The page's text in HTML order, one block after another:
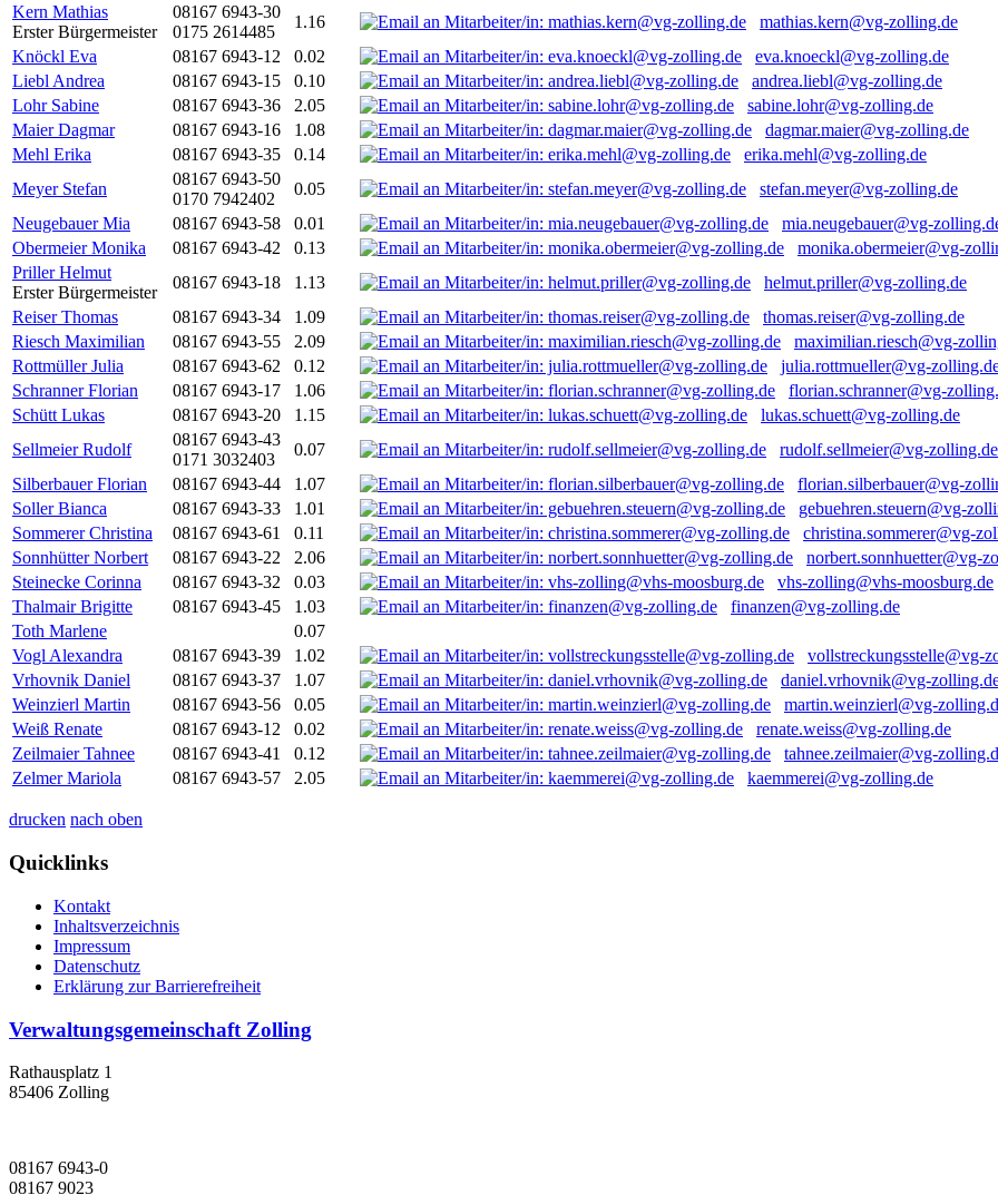
Kern Mathias
Erster Bürgermeister
08167 6943-30
0175 2614485
1.16
mathias.kern@vg-zolling.de
Knöckl Eva
08167 6943-12 0.02
eva.knoeckl@vg-zolling.de
Liebl Andrea
08167 6943-15 0.10
andrea.liebl@vg-zolling.de
Lohr Sabine
08167 6943-36 2.05
sabine.lohr@vg-zolling.de
Maier Dagmar
08167 6943-16 1.08
dagmar.maier@vg-zolling.de
Mehl Erika
08167 6943-35 0.14
erika.mehl@vg-zolling.de
Meyer Stefan
08167 6943-50
0170 7942402
0.05
stefan.meyer@vg-zolling.de
Neugebauer Mia
08167 6943-58 0.01
mia.neugebauer@vg-
Obermeier Monika
08167 6943-42 0.13
monika.obermeier@vg-
Priller Helmut
Erster Bürgermeister
08167 6943-18 1.13
helmut.priller@vg-zolling.de
Reiser Thomas
08167 6943-34 1.09
thomas.reiser@vg-zolling.de
Riesch Maximilian
08167 6943-55 2.09
maximilian.riesch@vg-
Rottmüller Julia
08167 6943-62 0.12
julia.rottmueller@vg-
Schranner Florian
08167 6943-17 1.06
florian.schranner@vg-
Schütt Lukas
08167 6943-20 1.15
lukas.schuett@vg-zolling.de
Sellmeier Rudolf
08167 6943-43
0171 3032403
0.07
rudolf.sellmeier@vg-zolling.de
Silberbauer Florian
08167 6943-44 1.07
florian.silberbauer@vg-
Soller Bianca
08167 6943-33 1.01
gebuehren.steuern@vg-
Sommerer Christina
08167 6943-61 0.11
christina.sommerer@vg-
Sonnhütter Norbert
08167 6943-22 2.06
norbert.sonnhuetter@vg-
Steinecke Corinna
08167 6943-32 0.03
vhs-zolling@vhs-moosburg.de
Thalmair Brigitte
08167 6943-45 1.03
finanzen@vg-zolling.de
Toth Marlene
0.07
Vogl Alexandra
08167 6943-39 1.02
vollstreckungsstelle@vg-
Vrhovnik Daniel
08167 6943-37 1.07
daniel.vrhovnik@vg-
Weinzierl Martin
08167 6943-56 0.05
martin.weinzierl@vg-
Weiß Renate
08167 6943-12 0.02
renate.weiss@vg-zolling.de
Zeilmaier Tahnee
08167 6943-41 0.12
tahnee.zeilmaier@vg-
Zelmer Mariola
08167 6943-57 2.05 kaemmerei@vg-zolling.de
drucken nach oben
Quicklinks
Kontakt
Inhaltsverzeichnis
Impressum
Datenschutz
Erklärung zur Barrierefreiheit
Verwaltungsgemeinschaft Zolling
Rathausplatz 1
85406 Zolling
08167 6943-0
08167 9023